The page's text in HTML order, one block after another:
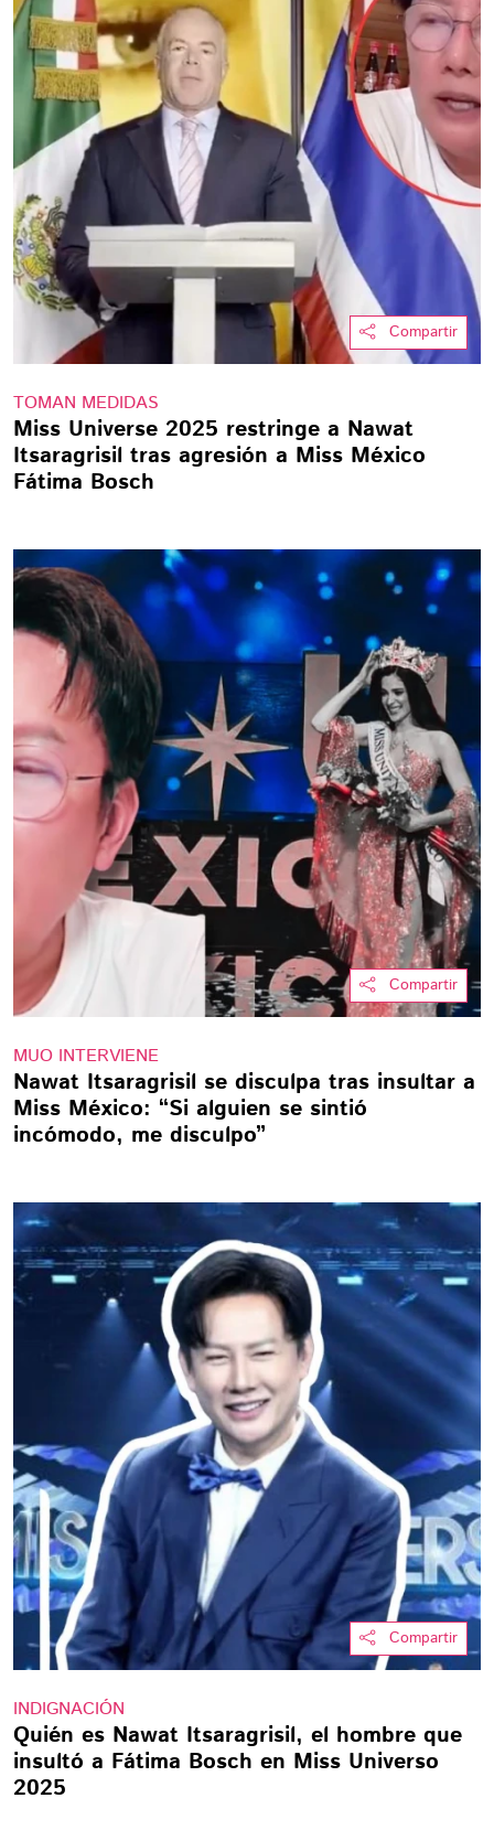
Compartir
TOMAN MEDIDAS
Miss Universe 2025 restringe a Nawat
Itsaragrisil tras agresión a Miss México
Fátima Bosch
Compartir
MUO INTERVIENE
Nawat Itsaragrisil se disculpa tras insultar a
Miss México: “Si alguien se sintió
incómodo, me disculpo”
Compartir
INDIGNACIÓN
Quién es Nawat Itsaragrisil, el hombre que
insultó a Fátima Bosch en Miss Universo
2025